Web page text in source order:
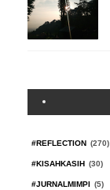
#REFLECTION (270)
#KISAHKASIH (30)
#JURNALMIMPI (5)